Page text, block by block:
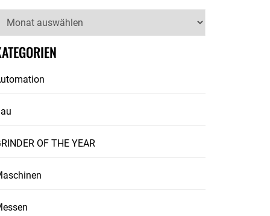
Archiv
OF THE YEAR